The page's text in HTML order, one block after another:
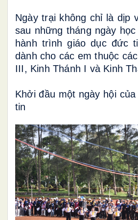
Ngày trại không chỉ là dịp
sau những tháng ngày
hành trình giáo dục đức
dành cho các em thuộc
III, Kinh Thánh I và Kinh
Khởi đầu một ngày hội
tin